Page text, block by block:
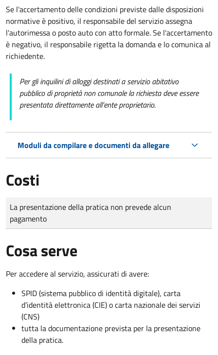
Se l'accertamento delle condizioni previste dalle disposizioni
normative è positivo, il responsabile del servizio assegna
l'autorimessa o posto auto con atto formale. Se l'accertamento
è negativo, il responsabile rigetta la domanda e lo comunica al
richiedente.
Per gli inquilini di alloggi destinati a servizio abitativo
pubblico di proprietà non comunale la richiesta deve essere
presentata direttamente all’ente proprietario.
Moduli da compilare e documenti da allegare
Costi
Tipo di pagamento
Importo
La presentazione della pratica non prevede alcun
pagamento
Cosa serve
Per accedere al servizio, assicurati di avere:
SPID (sistema pubblico di identità digitale), carta
d’identità elettronica (CIE) o carta nazionale dei servizi
(CNS)
tutta la documentazione prevista per la presentazione
della pratica.